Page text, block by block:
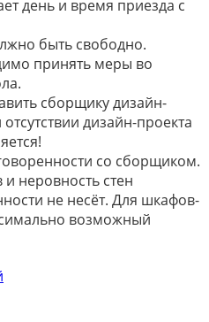
день и время приезда с
быть свободно.
принять меры во
сборщику дизайн-
дизайн-проекта
со сборщиком.
неровность стен
не несёт. Для шкафов-
возможный